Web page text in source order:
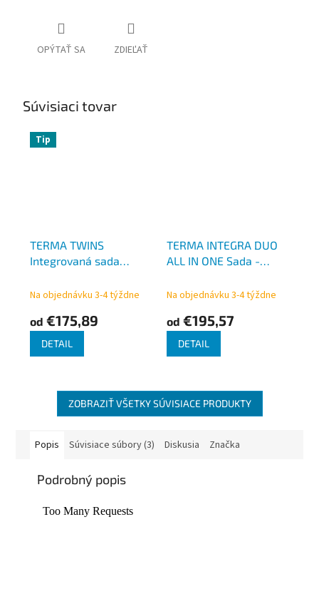
OPÝTAŤ SA ZDIEĽAŤ
Súvisiaci tovar
Tip
TERMA TWINS
Integrovaná sada
ONE H-3000 rôzne
rohová
Na objednávku 3-4 týždne
od €175,89
DETAIL
TERMA INTEGRA DUO
ALL IN ONE Sada -
kusom s možnosťou
tyče cez ventil
TGETIDUO
Na objednávku 3-4 týždne
od €195,57
DETAIL
ZOBRAZIŤ VŠETKY SÚVISIACE PRODUKTY
Popis Súvisiace súbory (3) Diskusia Značka
Podrobný popis